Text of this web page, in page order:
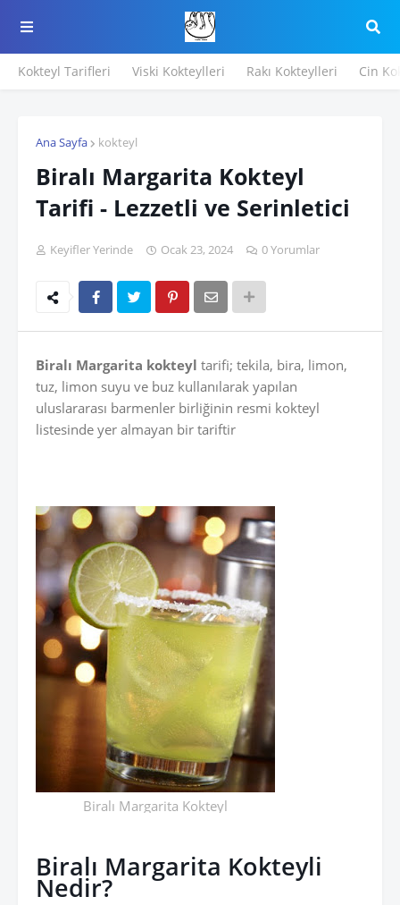
Kokteyl Tarifleri Viski Kokteylleri Rakı Kokteylleri Cin
Ana Sayfa kokteyl
Biralı Margarita Kokteyl
Tarifi - Lezzetli ve Serinletici
Keyifler Yerinde Ocak 23, 2024 0 Yorumlar
Biralı Margarita kokteyl tarifi; tekila, bira, limon,
tuz, limon suyu ve buz kullanılarak yapılan
uluslararası barmenler birliğinin resmi kokteyl
listesinde yer almayan bir tariftir
Biralı Margarita Kokteyl
Biralı Margarita Kokteyli
Nedir?